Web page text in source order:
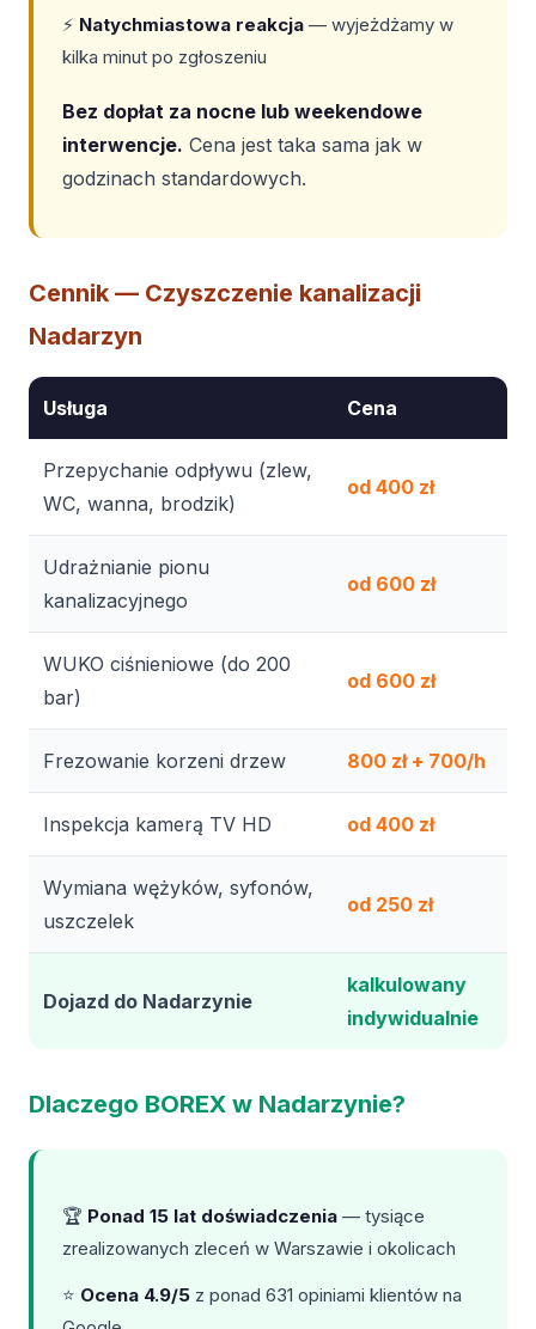
⚡ Natychmiastowa reakcja — wyjeżdżamy w
kilka minut po zgłoszeniu
Bez dopłat za nocne lub weekendowe
interwencje. Cena jest taka sama jak w
godzinach standardowych.
Cennik — Czyszczenie kanalizacji
Nadarzyn
Usługa Cena
Przepychanie odpływu (zlew,
WC, wanna, brodzik)
od 400 zł
Udrażnianie pionu
kanalizacyjnego
od 600 zł
WUKO ciśnieniowe (do 200
bar)
od 600 zł
Frezowanie korzeni drzew 800 zł + 700/h
Inspekcja kamerą TV HD od 400 zł
Wymiana wężyków, syfonów,
uszczelek
od 250 zł
Dojazd do Nadarzynie
kalkulowany
indywidualnie
Dlaczego BOREX w Nadarzynie?
🏆 Ponad 15 lat doświadczenia — tysiące
zrealizowanych zleceń w Warszawie i okolicach
⭐ Ocena 4.9/5 z ponad 631 opiniami klientów na